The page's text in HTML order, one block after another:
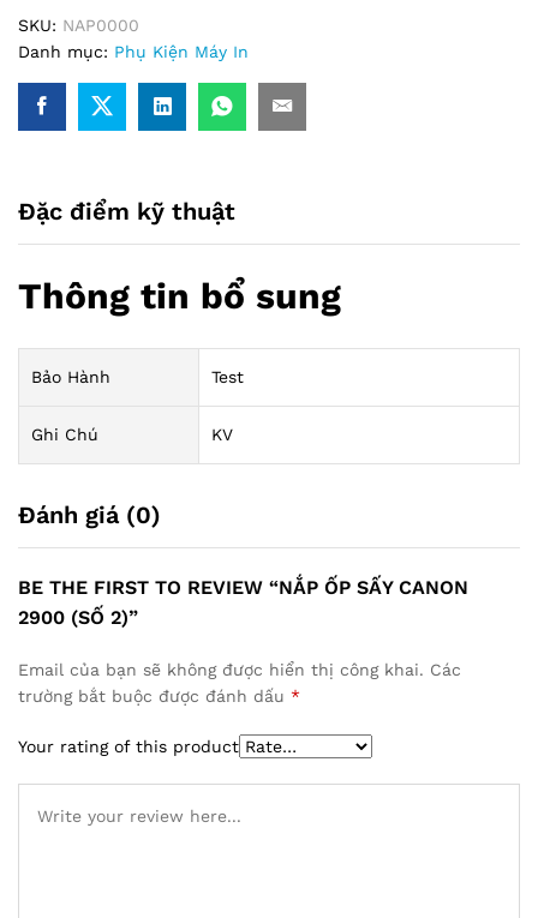
SKU: NAP0000
Danh mục: Phụ Kiện Máy In
Đặc điểm kỹ thuật
Thông tin bổ sung
Bảo Hành Test
Ghi Chú KV
Đánh giá (0)
BE THE FIRST TO REVIEW “NẮP ỐP SẤY CANON
2900 (SỐ 2)”
Email của bạn sẽ không được hiển thị công khai. Các
trường bắt buộc được đánh dấu *
Your rating of this product